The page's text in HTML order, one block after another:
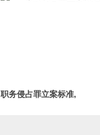
职务侵占罪立案标准,